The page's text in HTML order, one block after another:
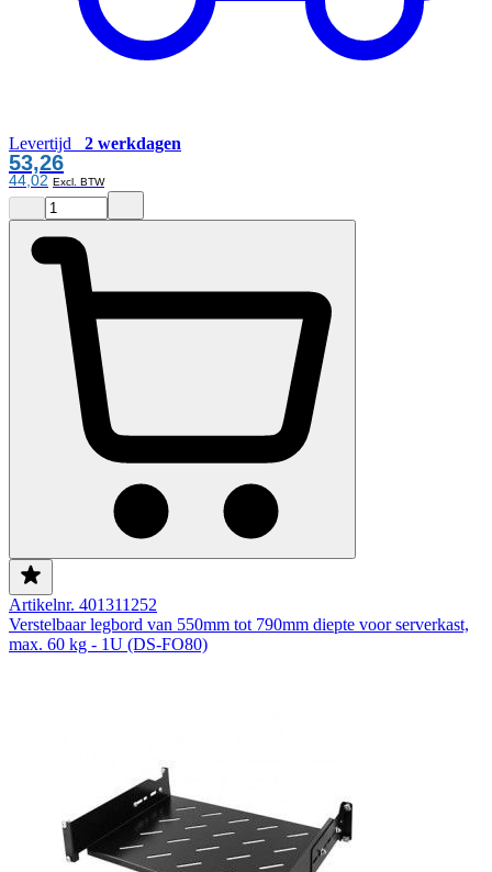
Levertijd 2 werkdagen
53,26
44,02
Artikelnr. 401311252
Verstelbaar legbord van 550mm tot 790mm diepte voor serverkast,
max. 60 kg - 1U (DS-FO80)